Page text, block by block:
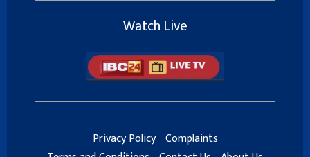
Watch Live
Privacy Policy Complaints